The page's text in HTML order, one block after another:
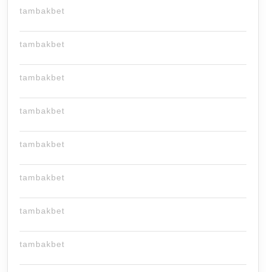
tambakbet
tambakbet
tambakbet
tambakbet
tambakbet
tambakbet
tambakbet
tambakbet